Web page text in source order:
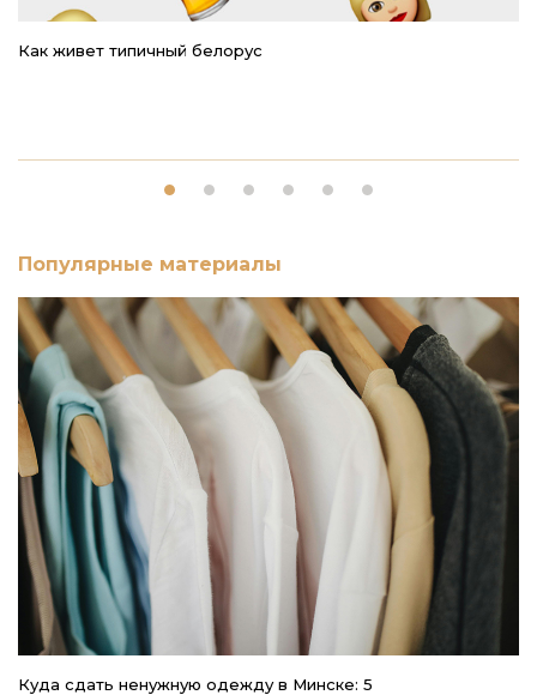
Как живет типичный белорус
Популярные материалы
Куда сдать ненужную одежду в Минске: 5